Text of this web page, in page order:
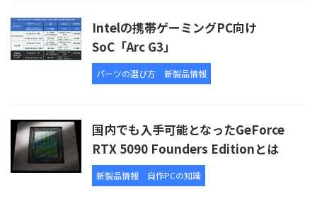
Intelの携帯ゲーミングPC向け
SoC「Arc G3」
パーツの選び方 新製品情報
国内でも入手可能となったGeForce
RTX 5090 Founders Editionとは
新製品情報 自作PCの知識